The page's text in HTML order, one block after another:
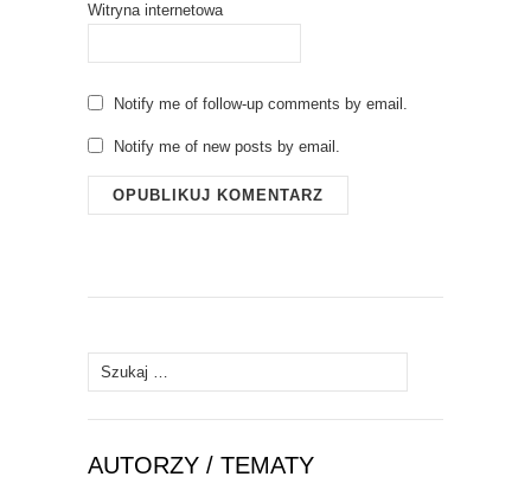
Witryna internetowa
Notify me of follow-up comments by email.
Notify me of new posts by email.
Szukaj:
AUTORZY / TEMATY